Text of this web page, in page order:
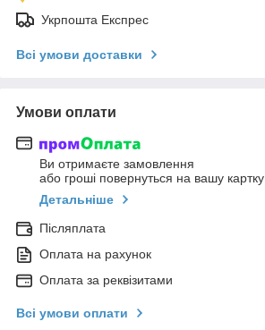
Укрпошта Експрес
Всі умови доставки
Умови оплати
Ви отримаєте замовлення
або гроші повернуться на вашу картку
Детальніше
Післяплата
Оплата на рахунок
Оплата за реквізитами
Всі умови оплати